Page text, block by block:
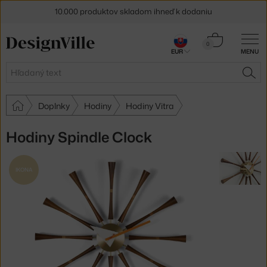
MENU
Hľadať
0
Košík
Doplnky Hodiny Hodiny Vitra
Hodiny Spindle Clock
IKONA
30 dní na vrátenie tovaru
EUR